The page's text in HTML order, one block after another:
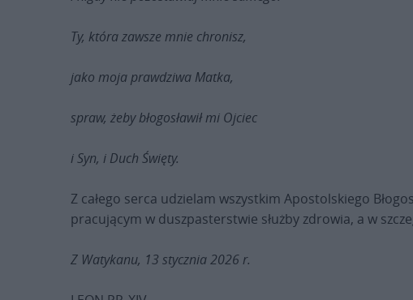
Ty, która zawsze mnie chronisz,
jako moja prawdziwa Matka,
spraw, żeby błogosławił mi Ojciec
i Syn, i Duch Święty.
Z całego serca udzielam wszystkim Apostolskiego
pracującym w duszpasterstwie służby zdrowia, a w
Z Watykanu, 13 stycznia 2026 r.